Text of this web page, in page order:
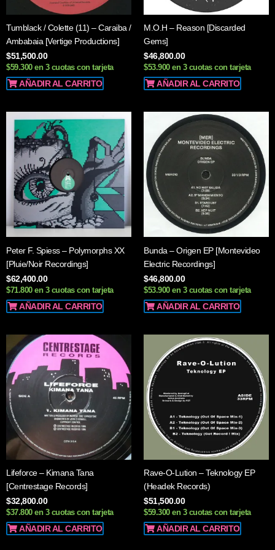
Tumblack / Colette (11) – Caraiba /
Ambabaia [Vertige Productions]
$51,500.00
$59.300 en 3 cuotas con tarjeta
AÑADIR AL CARRITO
M.O.H – Reason [Discarded
Gems]
$46,800.00
$53.900 en 3 cuotas con tarjeta
AÑADIR AL CARRITO
Peter F. Spiess – Polymorphs XX
[Pluie/Noir Recordings]
$62,400.00
$71.800 en 3 cuotas con tarjeta
AÑADIR AL CARRITO
Bunda – Origen EP [Montevideo
Electric Recordings]
$46,800.00
$53.900 en 3 cuotas con tarjeta
AÑADIR AL CARRITO
Lifeforce – Kimana Tana
[Centrestage Records]
$32,800.00
$37.800 en 3 cuotas con tarjeta
AÑADIR AL CARRITO
Rave-O-Lution – Teknology EP
(Headek Records)
$51,500.00
$59.300 en 3 cuotas con tarjeta
AÑADIR AL CARRITO